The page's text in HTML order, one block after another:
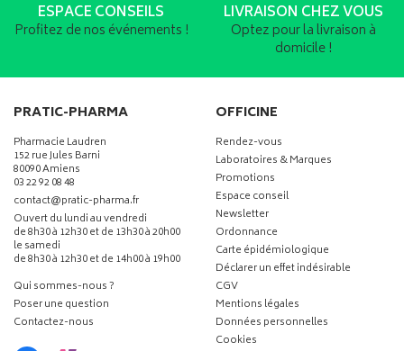
ESPACE CONSEILS
Profitez de nos événements !
LIVRAISON CHEZ VOUS
Optez pour la livraison à
domicile !
PRATIC-PHARMA
Pharmacie Laudren
152 rue Jules Barni
80090 Amiens
03 22 92 08 48
contact-
@-
pratic-pharma.fr
Ouvert du lundi au vendredi
de 8h30 à 12h30 et de 13h30 à 20h00
le samedi
de 8h30 à 12h30 et de 14h00 à 19h00
Qui sommes-nous ?
Poser une question
Contactez-nous
OFFICINE
Rendez-vous
Laboratoires & Marques
Promotions
Espace conseil
Newsletter
Ordonnance
Carte épidémiologique
Déclarer un effet indésirable
CGV
Mentions légales
Données personnelles
Cookies